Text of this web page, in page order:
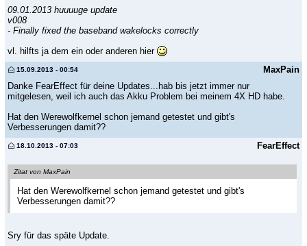
09.01.2013 huuuuge update
v008
- Finally fixed the baseband wakelocks correctly
vl. hilfts ja dem ein oder anderen hier
MaxPain
15.09.2013 - 00:54
Danke FearEffect für deine Updates...hab bis jetzt immer nur
mitgelesen, weil ich auch das Akku Problem bei meinem 4X HD habe.
Hat den Werewolfkernel schon jemand getestet und gibt's
Verbesserungen damit??
FearEffect
18.10.2013 - 07:03
Zitat von MaxPain
Hat den Werewolfkernel schon jemand getestet und gibt's
Verbesserungen damit??
Sry für das späte Update.